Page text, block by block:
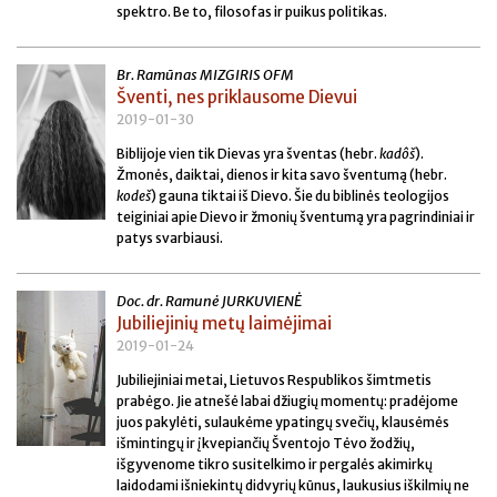
spektro. Be to, filosofas ir puikus politikas.
Br. Ramūnas MIZGIRIS OFM
Šventi, nes priklausome Dievui
2019-01-30
Biblijoje vien tik Dievas yra šventas (hebr. kadôš).
Žmonės, daiktai, dienos ir kita savo šventumą (hebr.
kodeš) gauna tiktai iš Dievo. Šie du biblinės teologijos
teiginiai apie Dievo ir žmonių šventumą yra pagrindiniai ir
patys svarbiausi.
Doc. dr. Ramunė JURKUVIENĖ
Jubiliejinių metų laimėjimai
2019-01-24
Jubiliejiniai metai, Lietuvos Respublikos šimtmetis
prabėgo. Jie atnešė labai džiugių momentų: pradėjome
juos pakylėti, sulaukėme ypatingų svečių, klausėmės
išmintingų ir įkvepiančių Šventojo Tėvo žodžių,
išgyvenome tikro susitelkimo ir pergalės akimirkų
laidodami išniekintų didvyrių kūnus, laukusius iškilmių ne